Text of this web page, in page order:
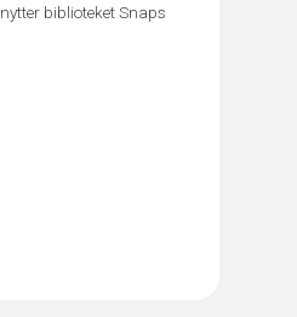
biblioteket Snaps